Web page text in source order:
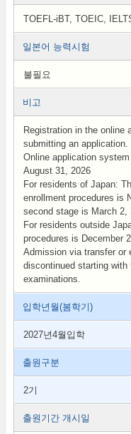
TOEFL-iBT, TOEIC,
일본어 능력시험
불필요
비고
Registration in the online
submitting an application.
Online application
August 31, 2026
For residents of Japan:
enrollment procedures is
second stage is March 2,
For residents outside
procedures is December
Admission via transfer or
discontinued starting
examinations.
입학년월(봄학기)
2027년4월입학
출원구분
2기
출원기간 개시일